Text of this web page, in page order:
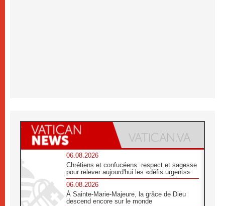
06.08.2026
Chrétiens et confucéens: respect et sagesse
pour relever aujourd'hui les «défis urgents»
06.08.2026
À Sainte-Marie-Majeure, la grâce de Dieu
descend encore sur le monde